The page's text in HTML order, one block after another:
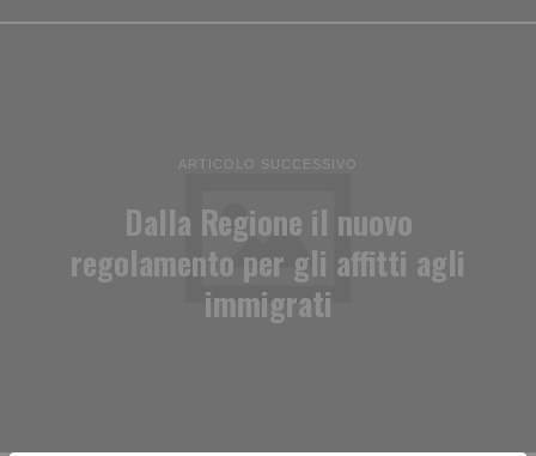
ARTICOLO SUCCESSIVO
Dalla Regione il nuovo
regolamento per gli affitti agli
immigrati